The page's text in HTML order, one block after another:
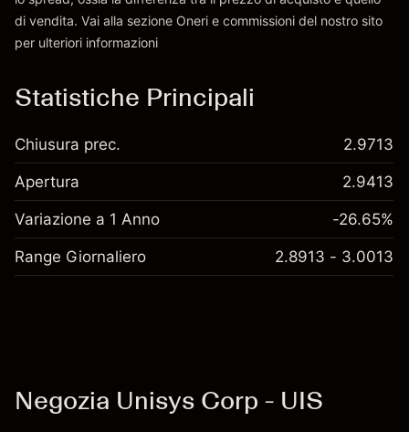
di vendita. Vai alla sezione Oneri e commissioni del nostro sito
per ulteriori informazioni
Statistiche Principali
Chiusura prec. 2.9713
Apertura 2.9413
Variazione a 1 Anno -26.65%
Range Giornaliero 2.8913 - 3.0013
Negozia Unisys Corp - UIS